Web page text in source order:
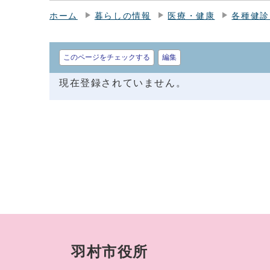
ホーム 暮らしの情報 医療・健康 各種健
このページをチェックする 編集
現在登録されていません。
羽村市役所